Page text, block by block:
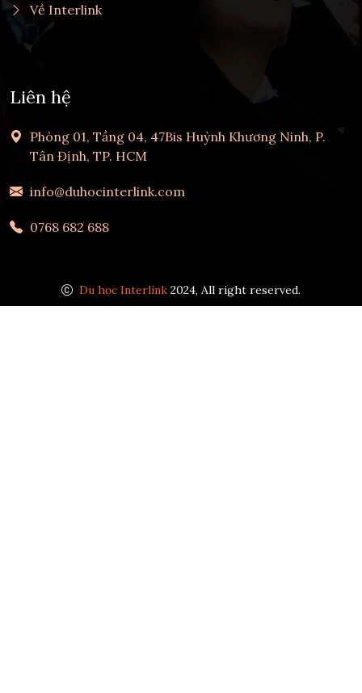
Về Interlink
Liên hệ
Phòng 01, Tầng 04, 47Bis Huỳnh Khương Ninh, P.
Tân Định, TP. HCM
info@duhocinterlink.com
0768 682 688
Du học Interlink 2024, All right reserved.